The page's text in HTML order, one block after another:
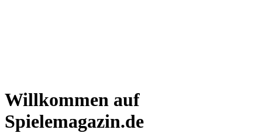
Willkommen auf
Spielemagazin.de